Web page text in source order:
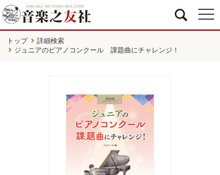
トップ
詳細検索
ジュニアのピアノコンクール 課題曲にチャレンジ！